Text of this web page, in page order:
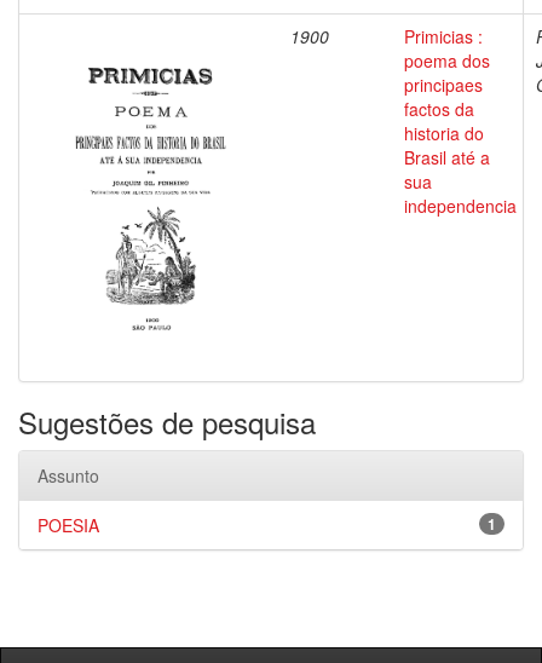
1900
Primicias :
poema dos
principaes
factos da
historia do
Brasil até a
sua
independencia
Sugestões de pesquisa
Assunto
1
POESIA